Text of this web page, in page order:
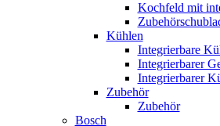
Kochfeld mit
Kühlen
Integrierbare
Integrierbarer
Integrierbarer
Zubehör
Zubehör
Bosch